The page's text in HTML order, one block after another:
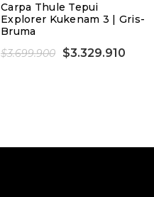
Carpa Thule Tepui
Explorer Kukenam 3 | Gris-
Bruma
$3.699.900
$3.329.910